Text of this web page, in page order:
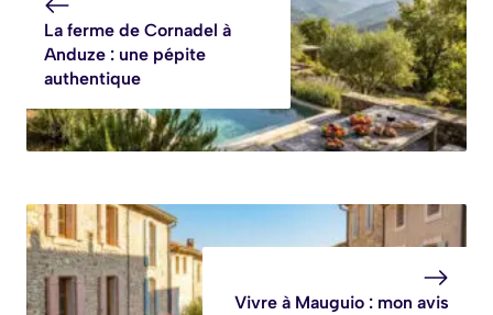
La ferme de Cornadel à
Anduze : une pépite
authentique
Vivre à Mauguio : mon avis